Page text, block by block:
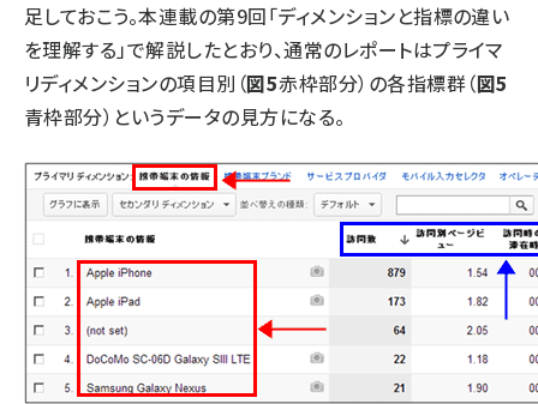
足しておこう。本連載の第9回「ディメンションと指標の違い
を理解する」で解説したとおり、通常のレポートはプライマ
リディメンションの項目別（図5赤枠部分）の各指標群（図5
青枠部分）というデータの見方になる。